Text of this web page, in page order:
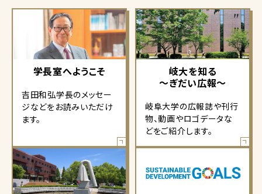
学長室へようこそ
吉田和弘学長のメッセー
ジなどをお読みいただけ
ます。
岐大を知る
～ぎだい広報～
岐阜大学の広報誌や刊行
物、動画やロゴデータな
どをご紹介します。